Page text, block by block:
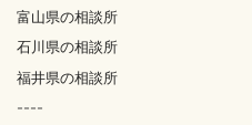
富山県の相談所
石川県の相談所
福井県の相談所
----